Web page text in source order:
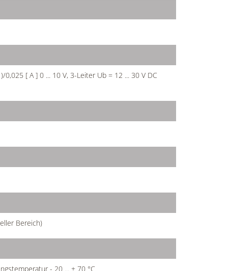
[ A ] 0 ... 10 V, 3-Leiter Ub = 12 ... 30 V DC
Bereich)
- 20 ... + 70 °C